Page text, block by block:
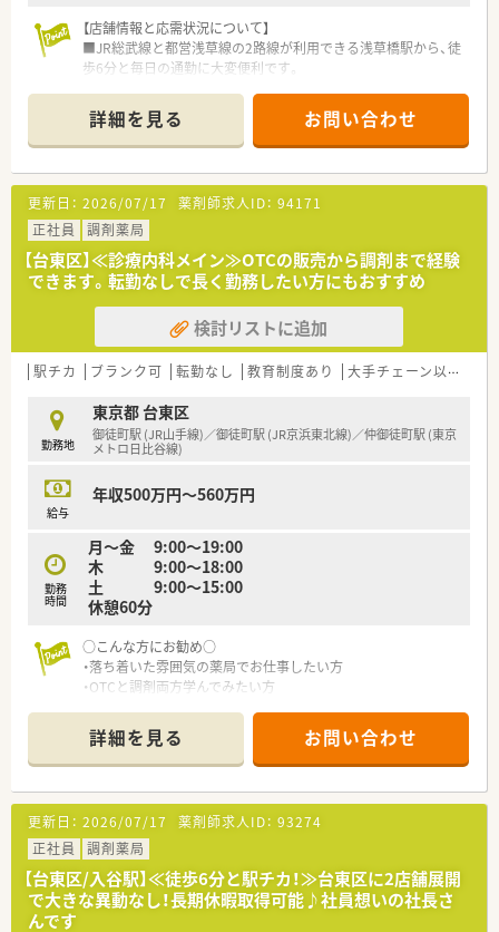
【店舗情報と応需状況について】
■JR総武線と都営浅草線の2路線が利用できる浅草橋駅から、徒
歩6分と毎日の通勤に大変便利です。
枚数は平均して約100枚です。
■薬剤師は常に5～6名体制で業務にあたっており、一人に負担
が偏らず安心して働ける人員配置です。
【法人特徴について】
■地域の方々に気軽に立ち寄ってもらえるような、明るく家庭的
な雰囲気の薬局づくりを心掛けています。
■患者様との信頼関係はもちろん、共に働く社員同士の繋がりや
協調性を非常に大切にしています。
■都心に店舗を構えながらも、地域に根差した医療を提供するこ
とに注力している薬局です。
【勤務実態について】
■残業はほとんど発生しないため、終業後のプライベートな時間
■休日は日曜・祝日に加え、平日にもう1日お休みが取れる完全
週休2日制を採用しています。
■将来に備えることができる退職金制度を完備しており、安心し
【職場環境と雰囲気】
して長くお勤めいただける職場です。
■30代後半から60代中盤まで、幅広い年代の経験豊富なスタッ
フが和やかに活躍しています。
■経営者の方も穏やかで柔らかいお人柄で、風通しが良く、スタ
詳細を見る お問い合わせ
更新日： 2026/07/17 薬剤師求人ID： 94171
正社員
調剤薬局
【台東区】≪診療内科メイン≫OTCの販売から調剤まで経験
できます。転勤なしで長く勤務したい方にもおすすめ
検討リストに追加
駅チカ ブランク可 転勤なし 教育制度あり 大手チェーン以外
勤務地
東京都 台東区
御徒町駅 (JR山手線)／御徒町駅 (JR京浜東北線)／仲御徒町駅 (東京
メトロ日比谷線)
給与
年収500万円～560万円
勤務
時間
月～金 9:00～19:00
木 9:00～18:00
土 9:00～15:00
休憩60分
○こんな方にお勧め○
・落ち着いた雰囲気の薬局でお仕事したい方
・OTCと調剤両方学んでみたい方
詳細を見る お問い合わせ
更新日： 2026/07/17 薬剤師求人ID： 93274
正社員
調剤薬局
【台東区/入谷駅】≪徒歩6分と駅チカ！≫台東区に2店舗展開
で大きな異動なし！長期休暇取得可能♪社員想いの社長さ
んです